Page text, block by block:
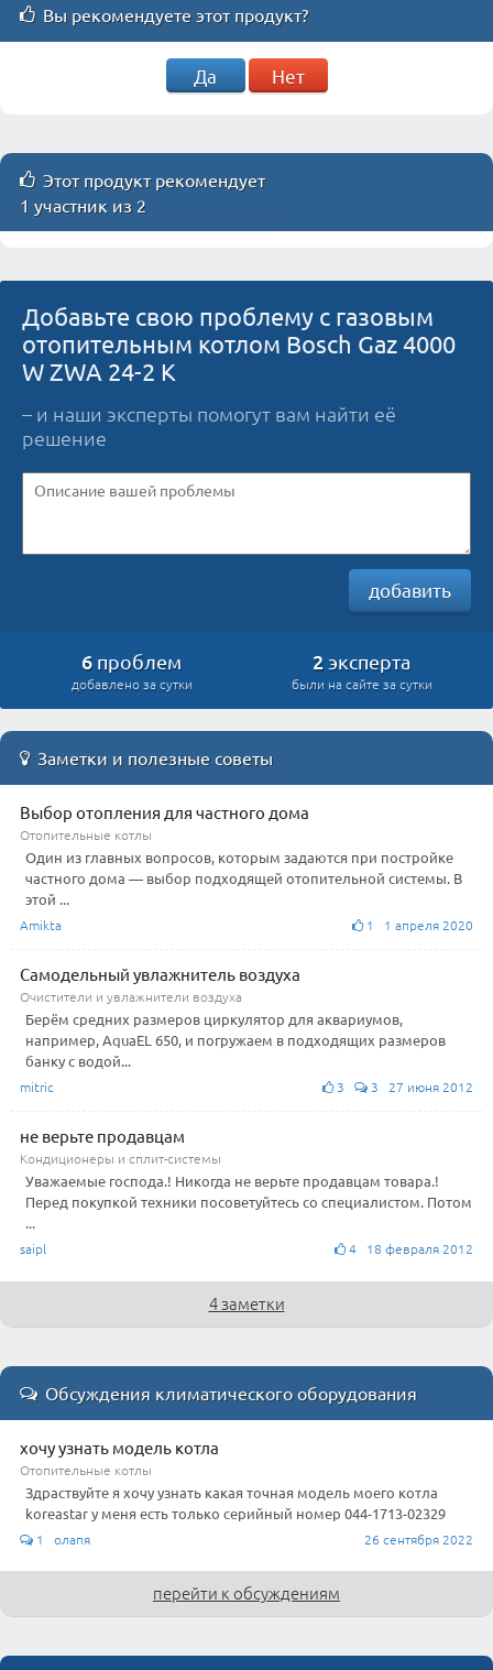
Вы рекомендуете этот продукт?
Да Нет
Этот продукт рекомендует
1 участник из 2
Добавьте свою проблему с газовым
отопительным котлом Bosch Gaz 4000
W ZWA 24-2 K
– и наши эксперты помогут вам найти её
решение
добавить
6 проблем
добавлено за сутки
2 эксперта
были на сайте за сутки
Заметки и полезные советы
Выбор отопления для частного дома
Отопительные котлы
Один из главных вопросов, которым задаются при постройке
частного дома — выбор подходящей отопительной системы. В
этой ...
Amikta 1 1 апреля 2020
Самодельный увлажнитель воздуха
Очистители и увлажнители воздуха
Берём средних размеров циркулятор для аквариумов,
например, AquaEL 650, и погружаем в подходящих размеров
банку с водой...
mitric 3 3 27 июня 2012
не верьте продавцам
Кондиционеры и сплит-системы
Уважаемые господа.! Никогда не верьте продавцам товара.!
Перед покупкой техники посоветуйтесь со специалистом. Потом
...
saipl 4 18 февраля 2012
4 заметки
Обсуждения климатического оборудования
хочу узнать модель котла
Отопительные котлы
Здраствуйте я хочу узнать какая точная модель моего котла
koreastar у меня есть только серийный номер 044-1713-02329
1 олапя 26 сентября 2022
перейти к обсуждениям